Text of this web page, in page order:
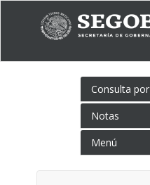
Consulta
Notas
Menú